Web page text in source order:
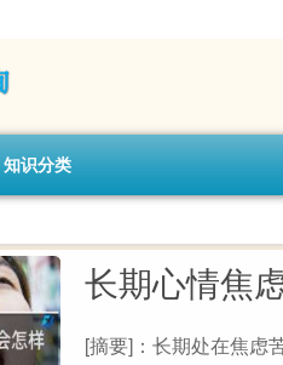
知识分类
长期心情焦
[摘要]：长期处在焦虑